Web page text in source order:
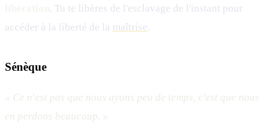
. Tu te libères de l'esclavage de l'instant pour
accéder à la liberté de la maîtrise.
Sénèque
« Ce n'est pas que nous ayons peu de temps, c'est que nous
en perdons beaucoup. »